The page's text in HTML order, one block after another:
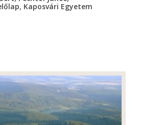
, Kaposvári Egyetem